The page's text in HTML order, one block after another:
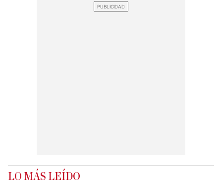
LO MÁS LEÍDO